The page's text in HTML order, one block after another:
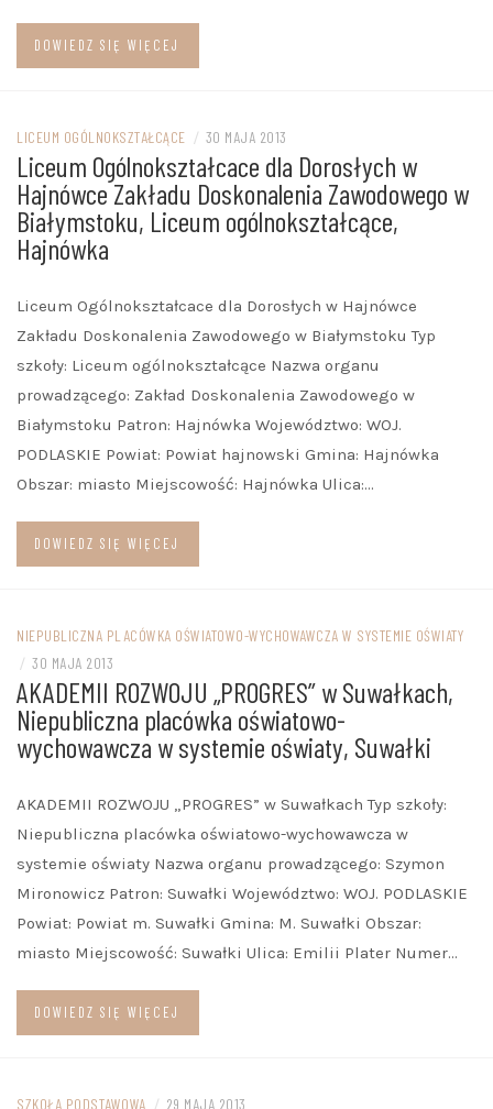
DOWIEDZ SIĘ WIĘCEJ
LICEUM OGÓLNOKSZTAŁCĄCE / 30 MAJA 2013
Liceum Ogólnokształcace dla Dorosłych w
Hajnówce Zakładu Doskonalenia Zawodowego w
Białymstoku, Liceum ogólnokształcące,
Hajnówka
Liceum Ogólnokształcace dla Dorosłych w Hajnówce
Zakładu Doskonalenia Zawodowego w Białymstoku Typ
szkoły: Liceum ogólnokształcące Nazwa organu
prowadzącego: Zakład Doskonalenia Zawodowego w
Białymstoku Patron: Hajnówka Województwo: WOJ.
PODLASKIE Powiat: Powiat hajnowski Gmina: Hajnówka
Obszar: miasto Miejscowość: Hajnówka Ulica:…
DOWIEDZ SIĘ WIĘCEJ
NIEPUBLICZNA PLACÓWKA OŚWIATOWO-WYCHOWAWCZA W SYSTEMIE OŚWIATY
/ 30 MAJA 2013
AKADEMII ROZWOJU „PROGRES” w Suwałkach,
Niepubliczna placówka oświatowo-
wychowawcza w systemie oświaty, Suwałki
AKADEMII ROZWOJU „PROGRES” w Suwałkach Typ szkoły:
Niepubliczna placówka oświatowo-wychowawcza w
systemie oświaty Nazwa organu prowadzącego: Szymon
Mironowicz Patron: Suwałki Województwo: WOJ. PODLASKIE
Powiat: Powiat m. Suwałki Gmina: M. Suwałki Obszar:
miasto Miejscowość: Suwałki Ulica: Emilii Plater Numer…
DOWIEDZ SIĘ WIĘCEJ
SZKOŁA PODSTAWOWA / 29 MAJA 2013